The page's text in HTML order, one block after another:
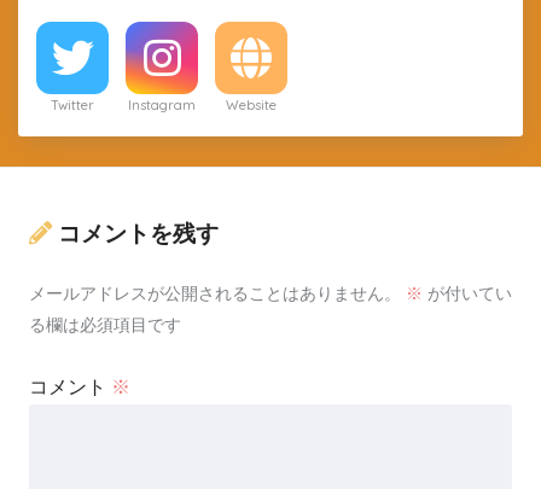
Twitter Instagram Website
コメントを残す
メールアドレスが公開されることはありません。 ※ が付いてい
る欄は必須項目です
コメント ※